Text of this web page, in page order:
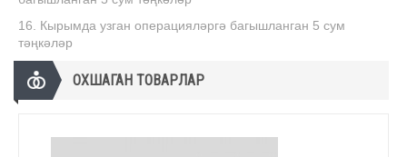
16. Кырымда узган операцияләргә багышланган 5 сум
тәңкәләр
ОХШАГАН ТОВАРЛАР